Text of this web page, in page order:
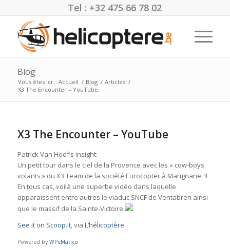
Tel : +32 475 66 78 02
Blog
Vous êtes ici : Accueil / Blog / Articles /
X3 The Encounter – YouTube
X3 The Encounter – YouTube
Patrick Van Hoof’s insight:
Un petit tour dans le ciel de la Provence avec les « cow-boys
volants » du X3 Team de la société Eurocopter à Marignane. !!
En tous cas, voilà une superbe vidéo dans laquelle
apparaissent entre autres le viaduc SNCF de Ventabren ainsi
que le massif de la Sainte-Victoire.
See it on Scoop.it, via L’hélicoptère
Powered by WPeMatico